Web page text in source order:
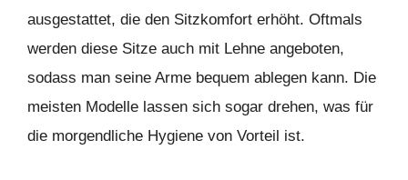
ausgestattet, die den Sitzkomfort erhöht. Oftmals
werden diese Sitze auch mit Lehne angeboten,
sodass man seine Arme bequem ablegen kann. Die
meisten Modelle lassen sich sogar drehen, was für
die morgendliche Hygiene von Vorteil ist.